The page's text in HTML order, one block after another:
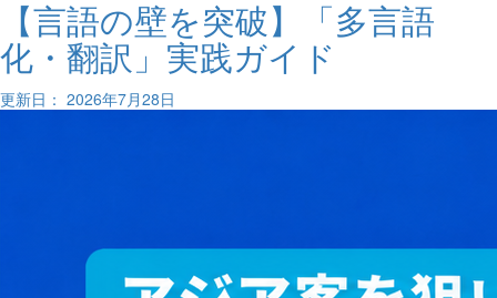
【言語の壁を突破】「多言語
化・翻訳」実践ガイド
更新日： 2026年7月28日